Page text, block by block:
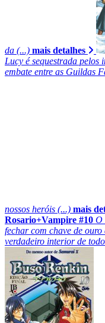
da (...) mais detalhes
Lucy é sequestrada pelos
embate entre as Guildas
nossos heróis (...) mais
Rosario+Vampire #10 O
fechar com chave de
verdadeiro interior de